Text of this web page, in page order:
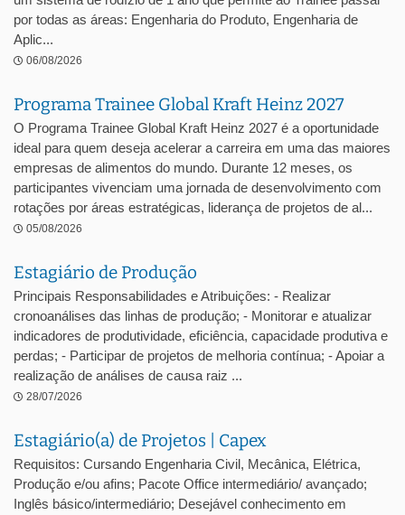
por todas as áreas: Engenharia do Produto, Engenharia de
Aplic...
06/08/2026
Programa Trainee Global Kraft Heinz 2027
O Programa Trainee Global Kraft Heinz 2027 é a oportunidade
ideal para quem deseja acelerar a carreira em uma das maiores
empresas de alimentos do mundo. Durante 12 meses, os
participantes vivenciam uma jornada de desenvolvimento com
rotações por áreas estratégicas, liderança de projetos de al...
05/08/2026
Estagiário de Produção
Principais Responsabilidades e Atribuições: - Realizar
cronoanálises das linhas de produção; - Monitorar e atualizar
indicadores de produtividade, eficiência, capacidade produtiva e
perdas; - Participar de projetos de melhoria contínua; - Apoiar a
realização de análises de causa raiz ...
28/07/2026
Estagiário(a) de Projetos | Capex
Requisitos: Cursando Engenharia Civil, Mecânica, Elétrica,
Produção e/ou afins; Pacote Office intermediário/ avançado;
Inglês básico/intermediário; Desejável conhecimento em